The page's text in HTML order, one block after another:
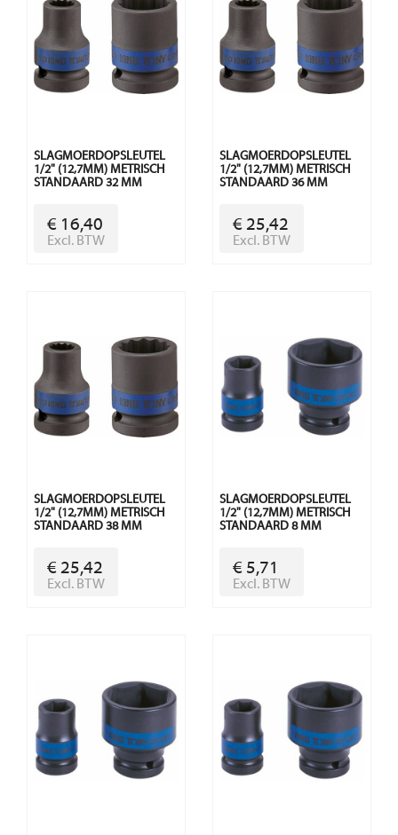
SLAGMOERDOPSLEUTEL
1/2" (12,7MM) METRISCH
STANDAARD 32 MM
€ 16,40
Excl. BTW
SLAGMOERDOPSLEUTEL
1/2" (12,7MM) METRISCH
STANDAARD 36 MM
€ 25,42
Excl. BTW
SLAGMOERDOPSLEUTEL
1/2" (12,7MM) METRISCH
STANDAARD 38 MM
€ 25,42
Excl. BTW
SLAGMOERDOPSLEUTEL
1/2" (12,7MM) METRISCH
STANDAARD 8 MM
€ 5,71
Excl. BTW